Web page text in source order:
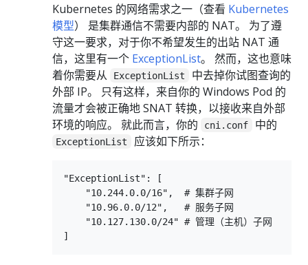
Kubernetes 的网络需求之一（查看 Kubernetes
模型） 是集群通信不需要内部的 NAT。 为了遵
守这一要求，对于你不希望发生的出站 NAT 通
信，这里有一个 ExceptionList。 然而，这也意味
着你需要从
ExceptionList
中去掉你试图查询的
外部 IP。 只有这样，来自你的 Windows Pod 的
流量才会被正确地 SNAT 转换，以接收来自外部
环境的响应。 就此而言，你的
cni.conf 中的
ExceptionList 应该如下所示：
"ExceptionList": [
    "10.244.0.0/16",  # 集群子网
    "10.96.0.0/12",   # 服务子网
    "10.127.130.0/24" # 管理（主机）子网